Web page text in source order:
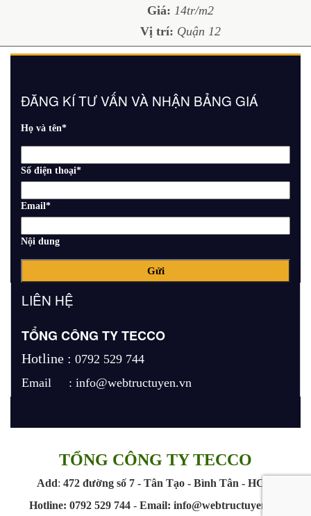
Giá: 14tr/m2
Vị trí: Quận 12
ĐĂNG KÍ TƯ VẤN VÀ NHẬN BẢNG GIÁ
Họ và tên*
Số điện thoại*
Email*
Nội dung
LIÊN HỆ
TỔNG CÔNG TY TECCO
Hotline : 0792 529 744
Email : info@webtructuyen.vn
TỔNG CÔNG TY TECCO
Add: 472 đường số 7 - Tân Tạo - Bình Tân - HCM
Hotline: 0792 529 744 - Email: info@webtructuyen.vn